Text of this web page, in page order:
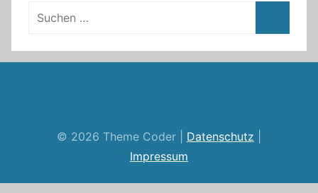
© 2026 Theme Coder | Datenschutz
Impressum